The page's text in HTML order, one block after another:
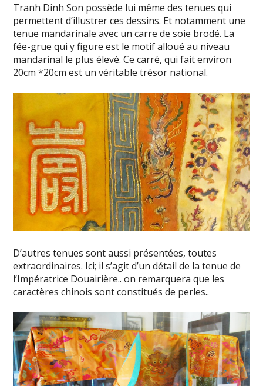
Tranh Dinh Son possède lui même des tenues qui
permettent d’illustrer ces dessins. Et notamment une
tenue mandarinale avec un carre de soie brodé. La
fée-grue qui y figure est le motif alloué au niveau
mandarinal le plus élevé. Ce carré, qui fait environ
20cm *20cm est un véritable trésor national.
D’autres tenues sont aussi présentées, toutes
extraordinaires. Ici; il s’agit d’un détail de la tenue de
l’Impératrice Douairière.. on remarquera que les
caractères chinois sont constitués de perles..